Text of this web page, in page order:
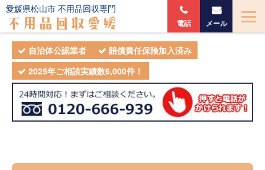
自治体公認業者
賠償責任保険加入済み
2025年ご相談実績数6,000件！
愛媛県松山市 不用品回収専門
不用品回収愛媛 電話 メール